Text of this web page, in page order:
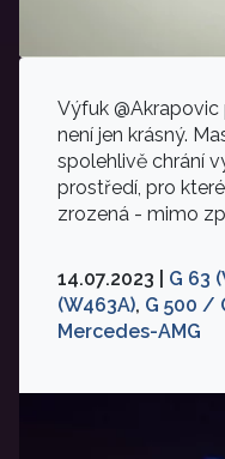
Výfuk
není jen krásný.
spolehlivě chrání
prostředí, pro
zrozená - mimo
14.07.2023 | G 63
(W463A), G 500 /
Mercedes-AMG